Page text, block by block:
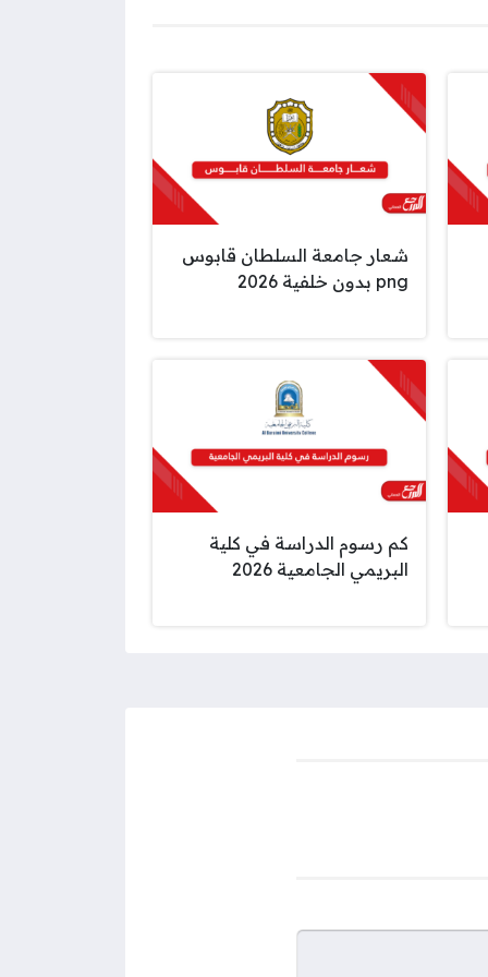
شعار جامعة السلطان قابوس
png بدون خلفية 2026
كم رسوم الدراسة في كلية
البريمي الجامعية 2026